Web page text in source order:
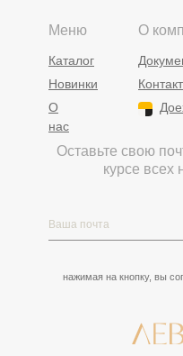
Оставьте свою
курсе всех
нажимая на кнопку, вы
Меню
Каталог
Новинки
О
нас
О